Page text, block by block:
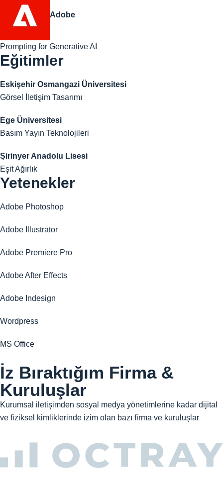
Adobe
Prompting for Generative AI
Eğitimler
Eskişehir Osmangazi Üniversitesi
Görsel İletişim Tasarımı
Ege Üniversitesi
Basım Yayın Teknolojileri
Şirinyer Anadolu Lisesi
Eşit Ağırlık
Yetenekler
Adobe Photoshop
Adobe Illustrator
Adobe Premiere Pro
Adobe After Effects
Adobe Indesign
Wordpress
MS Office
İz Bıraktığım Firma &
Kuruluşlar
Kurumsal iletişimden sosyal medya yönetimlerine kadar dijital
ve fiziksel kimliklerinde izim olan bazı firma ve kuruluşlar